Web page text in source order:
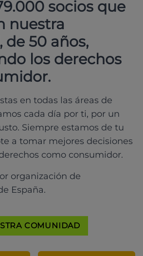
socios que
nuestra
de 50 años,
los derechos
en todas las áreas de
cada día por ti, por un
Siempre estamos de tu
a tomar mejores decisiones
como consumidor.
organización de
España.
COMUNIDAD